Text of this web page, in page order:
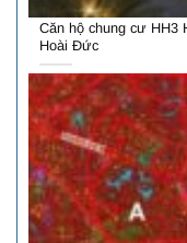
Căn hộ chung cư HH3
Hoài Đức